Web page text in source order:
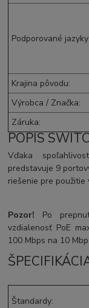
Podporované jazyky
Krajina pôvodu:
Výrobca / Značka:
Záruka:
POPIS
Vďaka
predstavuje 9
riešenie pre použitie
Pozor! Po
vzdialenosť PoE
100 Mbps na 10
Štandardy: